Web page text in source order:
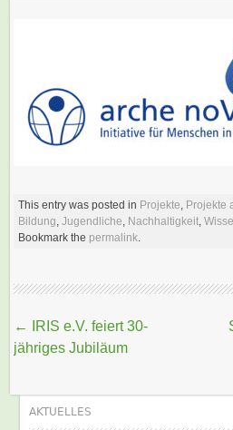
This entry was posted in Projekte, Projekte
Bildung,Jugendliche, Nachhaltigkeit,
Bookmark the permalink.
Beitragsnavigation
←
IRIS e.V. feiert 30-
jähriges Jubiläum
AKTUELLES